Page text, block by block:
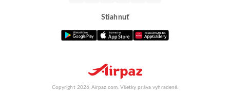
Stiahnuť
Copyright 2026 Airpaz.com. Všetky práva vyhradené.